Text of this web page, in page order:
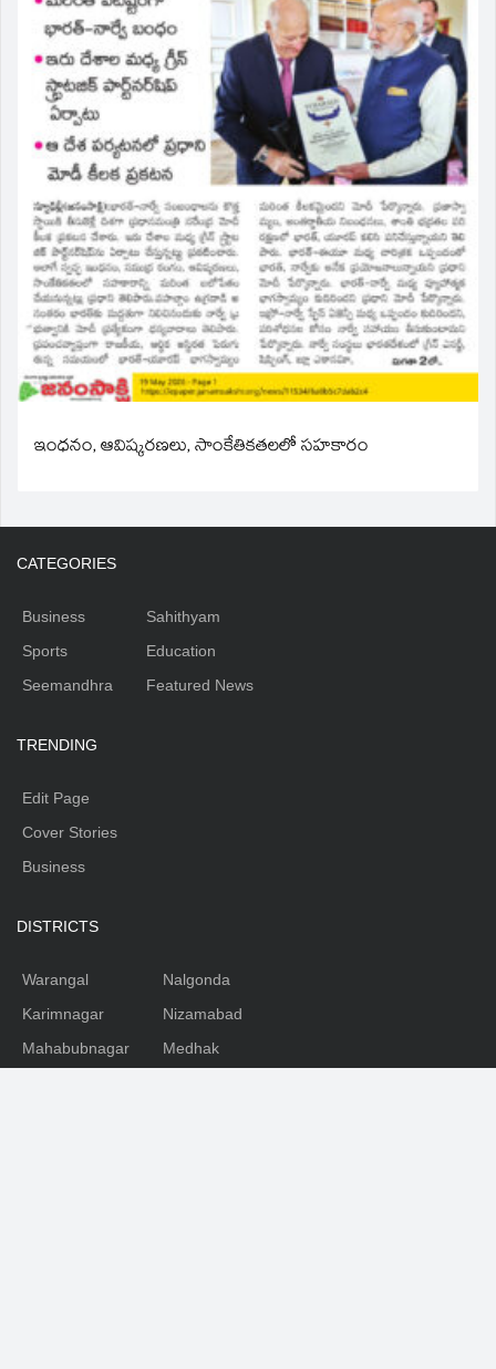
ఇంధనం, ఆవిష్కరణలు, సాంకేతికతలలో సహకారం
CATEGORIES
Business
Sports
Seemandhra
Sahithyam
Education
Featured News
TRENDING
Edit Page
Cover Stories
Business
DISTRICTS
Warangal
Karimnagar
Mahabubnagar
Nalgonda
Nizamabad
Medhak